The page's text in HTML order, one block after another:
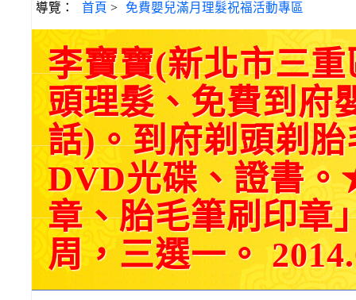
導覽： 首頁 > 免費嬰兒滿月理髮祝福活動專區
李寶寶(新北市三
頭理髮、免費到府
話)。到府剃頭剃
DVD光碟、證書
章、胎毛筆刷印章
周，三選一。